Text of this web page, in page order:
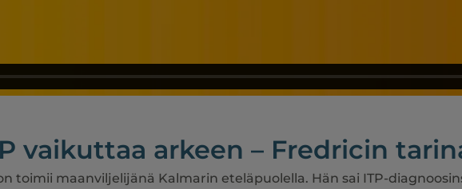
vaikuttaa arkeen – Fredricin
toimii maanviljelijänä Kalmarin eteläpuolella. Hän sai ITP-